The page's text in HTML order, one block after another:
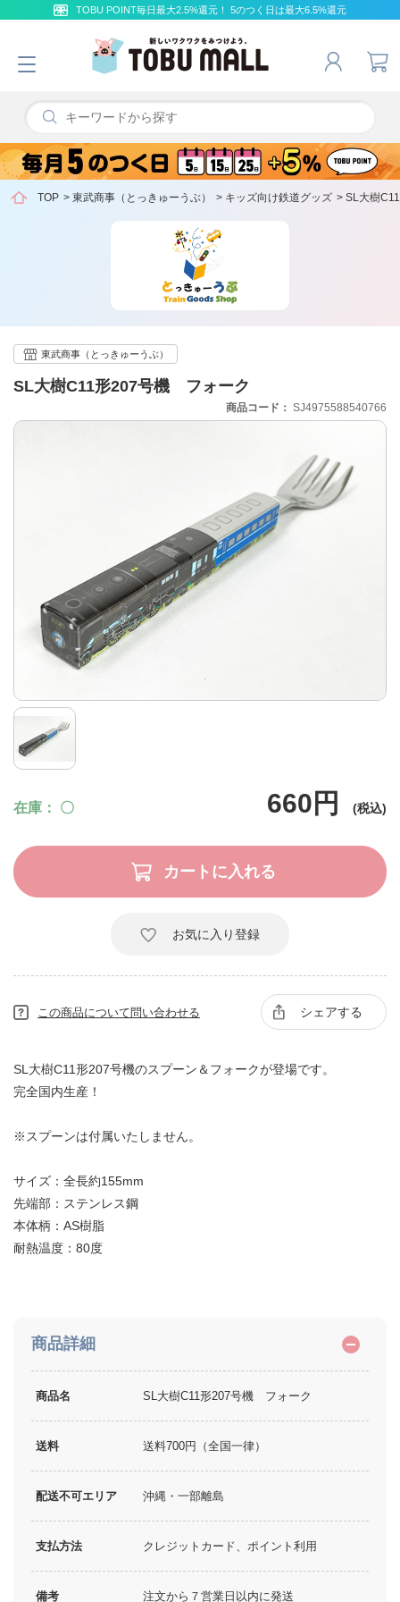
TOBU POINT毎日最大2.5%還元！ 5のつく日は最大6.5%還元
TOP > 東武商事（とっきゅーうぶ） > キッズ向け鉄道グッズ > SL大樹
SL大樹C11形207号機 フォーク
東武商事（とっきゅーうぶ）
在庫 〇 660円
商品コード SJ4975588540766
お気に入り登録
この商品について問い合わせる シェアする
SL大樹C11形207号機のスプーン＆フォークが登場です。
完全国内生産！
※スプーンは付属いたしません。
サイズ：全長約155mm
先端部：ステンレス鋼
本体柄：AS樹脂
耐熱温度：80度
商品詳細
商品名 SL大樹C11形207号機 フォーク
送料 送料700円（全国一律）
配送不可エリア 沖縄・一部離島
支払方法 クレジットカード、ポイント利用
備考 注文から７営業日以内に発送